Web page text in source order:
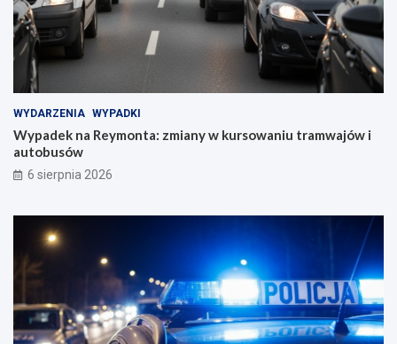
WYDARZENIA WYPADKI
Wypadek na Reymonta: zmiany w kursowaniu tramwajów i
autobusów
6 sierpnia 2026